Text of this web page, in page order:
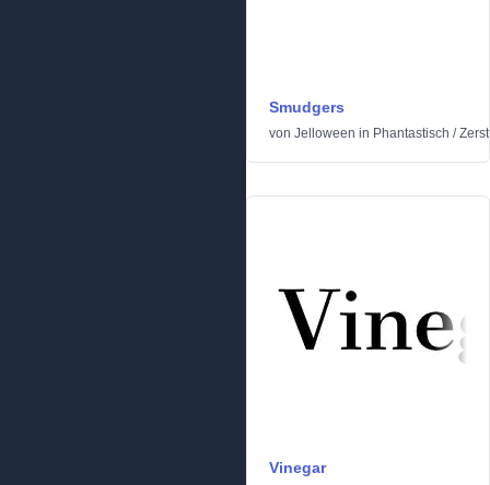
Smudgers
von Jelloween in Phantastisch /
Vinegar